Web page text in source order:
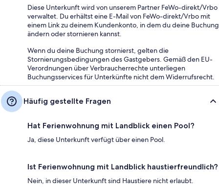
Diese Unterkunft wird von unserem Partner FeWo-direkt/Vrbo
verwaltet. Du erhältst eine E-Mail von FeWo-direkt/Vrbo mit
einem Link zu deinem Kundenkonto, in dem du deine Buchung
ändern oder stornieren kannst.
Wenn du deine Buchung stornierst, gelten die
Stornierungsbedingungen des Gastgebers. Gemäß den EU-
Verordnungen über Verbraucherrechte unterliegen
Buchungsservices für Unterkünfte nicht dem Widerrufsrecht.
Häufig gestellte Fragen
Hat Ferienwohnung mit Landblick einen Pool?
Ja, diese Unterkunft verfügt über einen Pool.
Ist Ferienwohnung mit Landblick haustierfreundlich?
Nein, in dieser Unterkunft sind Haustiere nicht erlaubt.